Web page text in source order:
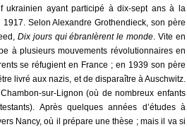
ukrainien ayant participé à dix-sept ans à la
Selon Alexandre Grothendieck, son père
Dix jours qui ébranlèrent le monde. Vite en
à plusieurs mouvements révolutionnaires en
se réfugient en France ; en 1939 son père
livré aux nazis, et de disparaître à Auschwitz.
sur-Lignon (où de nombreux enfants
Après quelques années d’études à
Nancy, où il prépare une thèse ; mais il va si